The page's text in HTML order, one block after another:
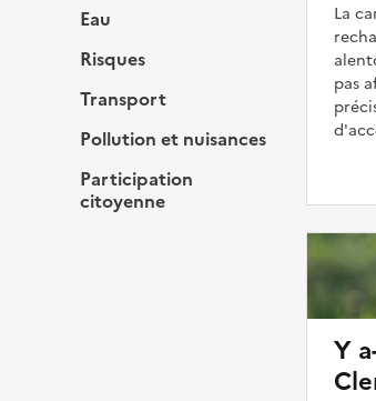
Eau
Risques
Transport
Pollution et nuisances
Participation
citoyenne
La
pas
Y